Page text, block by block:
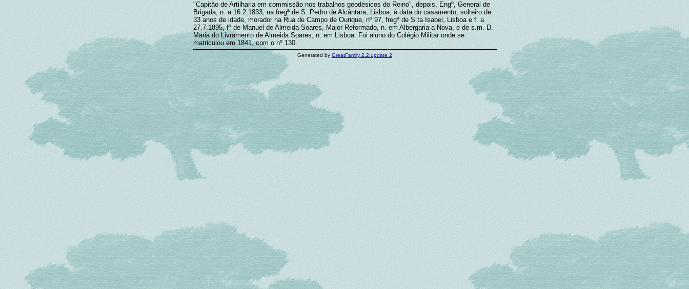
"Capitão de Artilharia em commissão nos trabalhos geodésicos do Reino", depois, Engº, General de
Brigada, n. a 16.2.1833, na fregª de S. Pedro de Alcântara, Lisboa, à data do casamento, solteiro de
33 anos de idade, morador na Rua de Campo de Ourique, nº 97, fregª de S.ta Isabel, Lisboa e f. a
27.7.1895, fº de Manuel de Almeida Soares, Major Reformado, n. em Albergaria-a-Nova, e de s.m. D.
Maria do Livramento de Almeida Soares, n. em Lisboa. Foi aluno do Colégio Militar onde se
matriculou em 1841, com o nº 130.
Generated by GreatFamily 2.2 update 2